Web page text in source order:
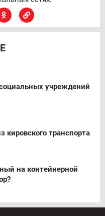
учреждений
кировского транспорта
на контейнерной